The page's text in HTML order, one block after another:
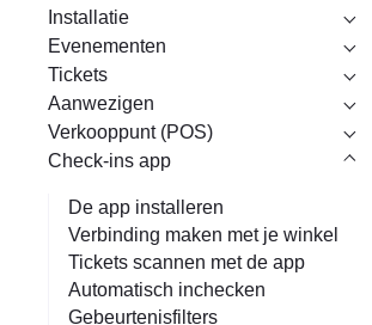
Installatie
Evenementen
Tickets
Aanwezigen
Verkooppunt (POS)
Check-ins app
De app installeren
Verbinding maken met je winkel
Tickets scannen met de app
Automatisch inchecken
Gebeurtenisfilters